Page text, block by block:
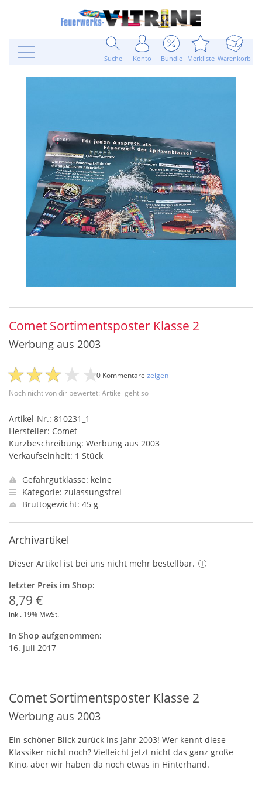
Suche Konto Bundle Merkliste Warenkorb
Comet Sortimentsposter Klasse 2
Werbung aus 2003
Noch nicht von dir bewertet: Artikel geht so
0 Kommentare zeigen
Artikel-Nr.: 810231_1
Hersteller: Comet
Kurzbeschreibung: Werbung aus 2003
Verkaufseinheit: 1 Stück
Gefahrgutklasse: keine
Kategorie: zulassungsfrei
Bruttogewicht: 45 g
Archivartikel
Dieser Artikel ist bei uns nicht mehr bestellbar.
letzter Preis im Shop:
8,79 €
inkl. 19% MwSt.
In Shop aufgenommen:
16. Juli 2017
Comet Sortimentsposter Klasse 2
Werbung aus 2003
Ein schöner Blick zurück ins Jahr 2003! Wer kennt diese
Klassiker nicht noch? Vielleicht jetzt nicht das ganz große
Kino, aber wir haben da noch etwas in Hinterhand.